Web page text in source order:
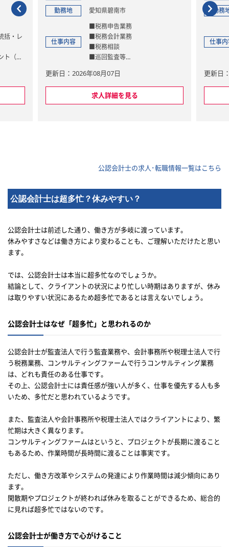
括・レ
ト（業
衝・関
適な財
値分析
した意
勤務地
愛知県碧南市
仕事内容
■税務申告業務
■税務会計業務
■税務相談
■巡回監査等
■人事・労務
更新日：2026年08月07日
求人詳細を見る
勤務
仕事
更新日
公認会計士の求人･転職情報一覧はこちら
公認会計士は超多忙？休みやすい？
公認会計士は前述した通り、働き方が多岐に渡っています。
休みやすさなどは働き方により変わることも、ご理解いただけたと思い
ます。
では、公認会計士は本当に超多忙なのでしょうか。
結論として、クライアントの状況により忙しい時期はありますが、休み
は取りやすい状況にあるため超多忙であるとは言えないでしょう。
公認会計士はなぜ「超多忙」と思われるのか
公認会計士が監査法人で行う監査業務や、会計事務所や税理士法人で行
う税務業務、コンサルティングファームで行うコンサルティング業務
は、どれも責任のある仕事です。
その上、公認会計士には責任感が強い人が多く、仕事を優先する人も多
いため、多忙だと思われているようです。
また、監査法人や会計事務所や税理士法人ではクライアントにより、繁
忙期は大きく異なります。
コンサルティングファームはというと、プロジェクトが長期に渡ること
もあるため、作業時間が長時間に渡ることは事実です。
ただし、働き方改革やシステムの発達により作業時間は減少傾向にあり
ます。
閑散期やプロジェクトが終われば休みを取ることができるため、総合的
に見れば超多忙ではないのです。
公認会計士が働き方で心がけること